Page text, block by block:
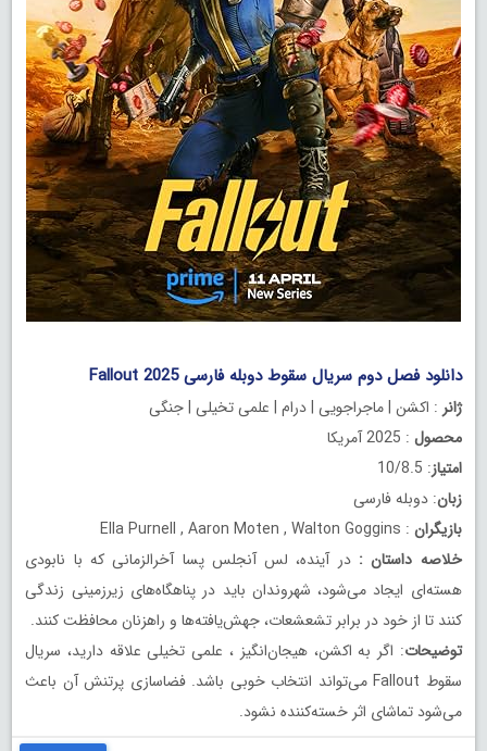
دانلود فصل دوم سریال سقوط دوبله فارسی Fallout 2025
ژانر : اکشن | ماجراجویی | درام | علمی تخیلی | جنگی
محصول : 2025 آمریکا
امتیاز: 10/8.5
زبان: دوبله فارسی
بازیگران : Ella Purnell , Aaron Moten , Walton Goggins
خلاصه داستان : در آینده، لس آنجلس پسا آخرالزمانی که با نابودی
هسته‌ای ایجاد می‌شود، شهروندان باید در پناهگاه‌های زیرزمینی زندگی
کنند تا از خود در برابر تشعشعات، جهش‌یافته‌ها و راهزنان محافظت کنند.
توضیحات: اگر به اکشن، هیجان‌انگیز ، علمی تخیلی علاقه دارید، سریال
سقوط Fallout می‌تواند انتخاب خوبی باشد. فضاسازی پرتنش آن باعث
می‌شود تماشای اثر خسته‌کننده نشود.